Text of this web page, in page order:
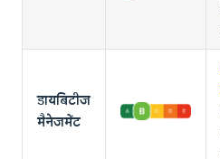
डायबिटीज
मैनेजमेंट